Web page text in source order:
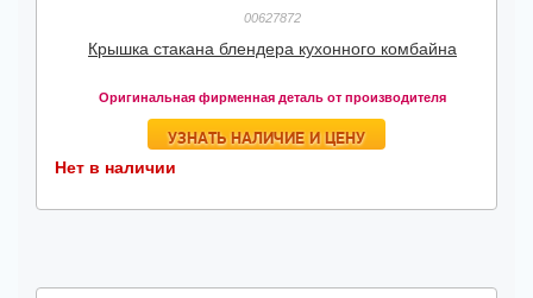
00627872
Крышка стакана блендера кухонного комбайна
Оригинальная фирменная деталь от производителя
УЗНАТЬ НАЛИЧИЕ И ЦЕНУ
Нет в наличии